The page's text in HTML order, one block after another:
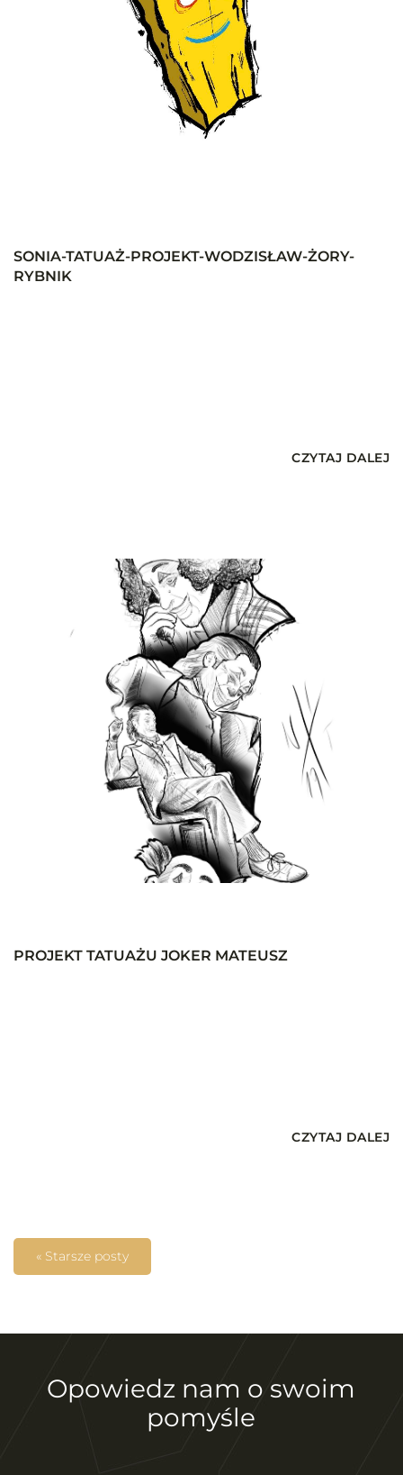
SONIA-TATUAŻ-PROJEKT-WODZISŁAW-ŻORY-
RYBNIK
CZYTAJ DALEJ
PROJEKT TATUAŻU JOKER MATEUSZ
CZYTAJ DALEJ
« Starsze posty
Opowiedz nam o swoim
pomyśle